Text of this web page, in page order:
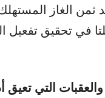
ثمن الغاز
في تحقيق تفعيل
التي تعيق